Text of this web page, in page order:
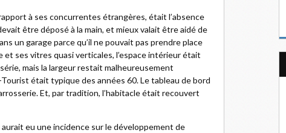
à ses concurrentes étrangères, était l’absence
être déposé à la main, et mieux valait être aidé de
un garage parce qu’il ne pouvait pas prendre place
et ses vitres quasi verticales, l’espace intérieur était
mais la largeur restait malheureusement
Tourist était typique des années 60. Le tableau de bord
Et, par tradition, l’habitacle était recouvert
eu une incidence sur le développement de